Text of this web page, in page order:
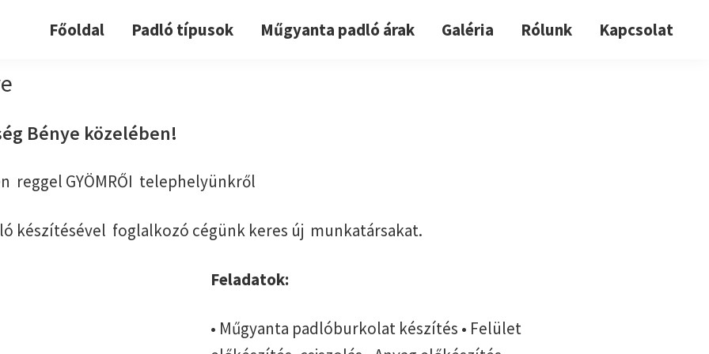
Főoldal Padló típusok Műgyanta padló árak Galéria Rólunk Kapcsolat
Bénye közelében!
reggel GYÖMRŐI telephelyünkről
készítésével foglalkozó cégünk keres új munkatársakat.
Feladatok:
• Műgyanta padlóburkolat készítés • Felület